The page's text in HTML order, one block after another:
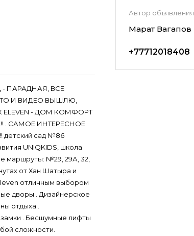
ПАРАДНАЯ, ВСЕ
И ВИДЕО ВЫШЛЮ,
- ДОМ КОМФОРТ
. САМОЕ ИНТЕРЕСНОЕ
сад №86
UNIQKIDS, школа
маршруты: №29, 29А, 32,
от Хан Шатыра и
отличным выбором
дворы . Дизайнерское
отдыха .
. Бесшумные лифты
сложности.
Автор объявления
Марат Вагапов
+77712018408